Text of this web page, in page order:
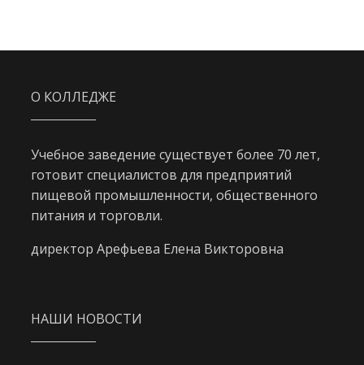
О КОЛЛЕДЖЕ
Учебное заведение существует более 70 лет,
готовит специалистов для предприятий
пищевой промышленности, общественного
питания и торговли.
директор Арефьева Елена Викторовна
НАШИ НОВОСТИ